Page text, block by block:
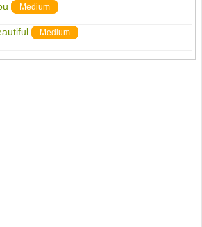
Medium
Medium